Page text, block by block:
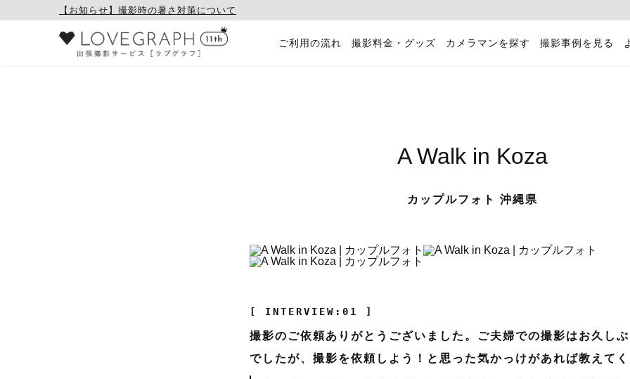
【お知らせ】撮影時の暑さ対策について
ご利用の流れ 撮影料金・グッズ カメラマンを探す 撮影事例を見る
A Walk in Koza
カップルフォト 沖縄県
[ INTERVIEW:01 ]
撮影のご依頼ありがとうございました。ご夫婦での撮影はお久し
でしたが、撮影を依頼しよう！と思った気かっけがあれば教えてく